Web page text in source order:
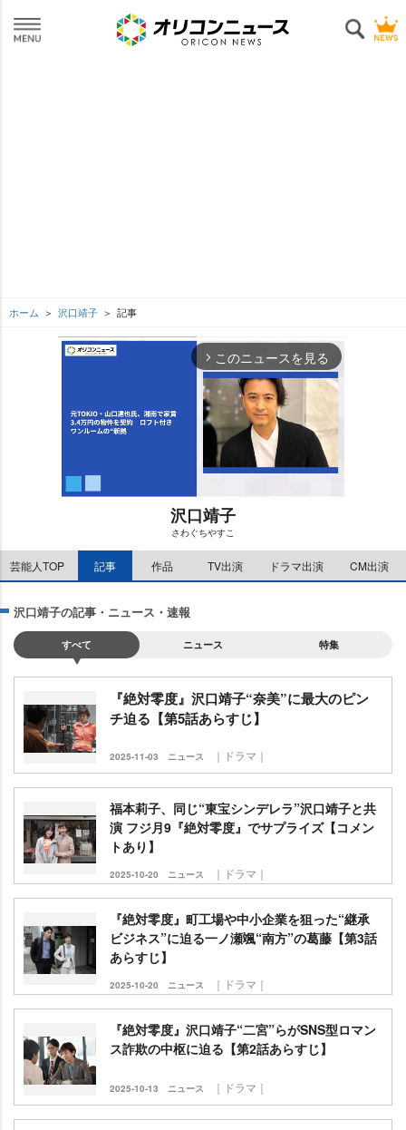
ホーム 沢口靖子 記事
arrow_forward_ios このニュースを見る
M
u
t
沢口靖子
さわぐちやすこ
芸能人TOP 記事 作品 TV出演 ドラマ出演 CM出演
沢口靖子の記事・ニュース・速報
すべて ニュース 特集
『絶対零度』沢口靖子“奈美”に最大のピン
チ迫る【第5話あらすじ】
2025-11-03 ニュース ｜ドラマ｜
福本莉子、同じ“東宝シンデレラ”沢口靖子と共
演 フジ月9『絶対零度』でサプライズ【コメン
トあり】
2025-10-20 ニュース ｜ドラマ｜
『絶対零度』町工場や中小企業を狙った“継承
ビジネス”に迫る一ノ瀬颯“南方”の葛藤【第3話
あらすじ】
2025-10-20 ニュース ｜ドラマ｜
『絶対零度』沢口靖子“二宮”らがSNS型ロマン
ス詐欺の中枢に迫る【第2話あらすじ】
2025-10-13 ニュース ｜ドラマ｜